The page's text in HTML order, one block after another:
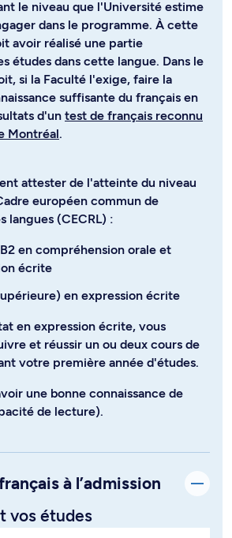
le niveau que l'Université estime
dans le programme. À cette
avoir réalisé une partie
études dans cette langue. Dans le
si la Faculté l'exige, faire la
suffisante du français en
d'un test de français reconnu
Montréal.
attester de l'atteinte du niveau
européen commun de
langues (CECRL) :
en compréhension orale et
écrite
en expression écrite
en expression écrite, vous
et réussir un ou deux cours de
votre première année d'études.
une bonne connaissance de
de lecture).
à l’admission
vos études